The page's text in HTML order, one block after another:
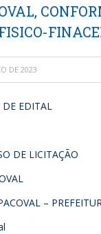
DE 2023
DE EDITAL
DE LICITAÇÃO
–